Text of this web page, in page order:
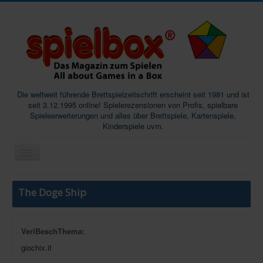
Die weltweit führende Brettspielzeitschrift erscheint seit 1981 und ist
seit 3.12.1995 online! Spielerezensionen von Profis, spielbare
Spieleerweiterungen und alles über Brettspiele, Kartenspiele,
Kinderspiele uvm.
Start
Magazine
The Doge Ship
VerlBeschThema:
giochix.it